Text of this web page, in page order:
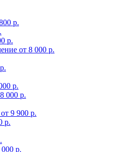
р.
р.
от 8 000 р.
р.
000 р.
от 9 900 р.
р.
р.